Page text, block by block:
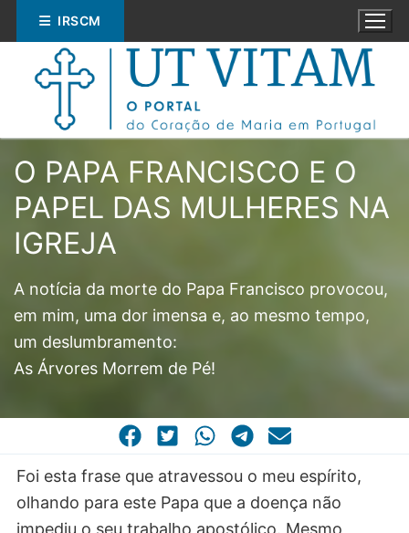
Saltar
para
conteúdo
IRSCM
Pesquisar
por:
ESPIRITUALIDADE
EDUCAÇÃO
CASA COMUM
POR VOCAÇÃO
O PAPA FRANCISCO E O
PAPEL DAS MULHERES NA
IGREJA
A notícia da morte do Papa Francisco provocou,
em mim, uma dor imensa e, ao mesmo tempo,
um deslumbramento:
As Árvores Morrem de Pé!
Foi esta frase que atravessou o meu espírito,
olhando para este Papa que a doença não
impediu o seu trabalho apostólico. Mesmo